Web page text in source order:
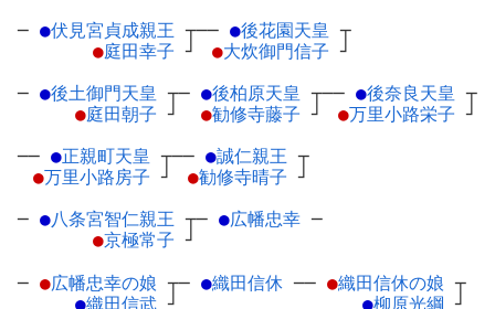
─ ●伏見宮貞成親王 ┬
●庭田幸子 ┘
── ●後花園天皇 ┬
●大炊御門信子 ┘
─ ●後土御門天皇 ┬
●庭田朝子 ┘
─ ●後柏原天皇 ┬
●勧修寺藤子 ┘
── ●後奈良天皇 ┬
●万里小路栄子 ┘
── ●正親町天皇 ┬
●万里小路房子 ┘
── ●誠仁親王 ┬
●勧修寺晴子 ┘
─ ●八条宮智仁親王 ┬
●京極常子 ┘
─ ●広幡忠幸 ─
─ ●広幡忠幸の娘 ┬
●織田信武 ┘
─ ●織田信休 ── ●織田信休の娘 ┬
●柳原光綱 ┘